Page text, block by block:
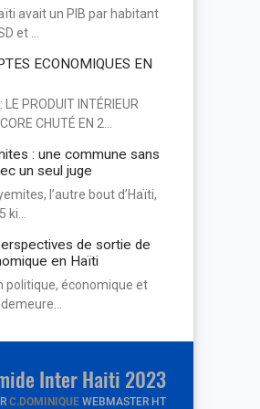
avait un PIB par habitant
et …
ECONOMIQUES EN
LE PRODUIT INTÉRIEUR
CHUTÉ EN 2…
: une commune sans
un seul juge
l’autre bout d’Haïti,
ki…
de sortie de
en Haïti
politique, économique et
Inter Haiti 2023
C.DOMINIQUE WEBMASTER HT